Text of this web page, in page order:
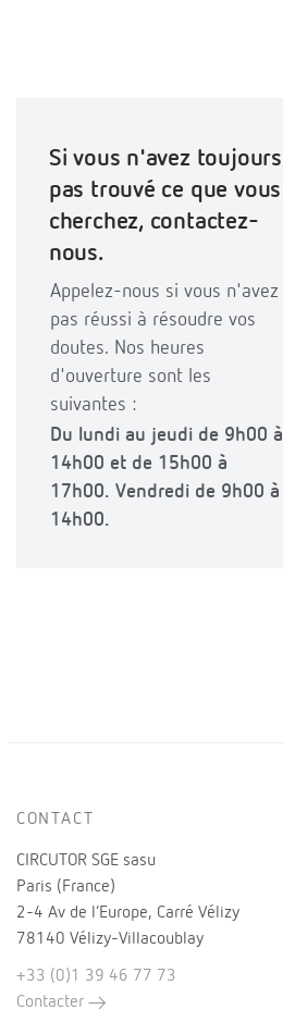
Si vous n'avez toujours
pas trouvé ce que vous
cherchez, contactez-
nous.
Appelez-nous si vous n'avez
pas réussi à résoudre vos
doutes. Nos heures
d'ouverture sont les
suivantes :
Du lundi au jeudi de 9h00 à
14h00 et de 15h00 à
17h00. Vendredi de 9h00 à
14h00.
CONTACT
CIRCUTOR SGE sasu
Paris (France)
2-4 Av de l’Europe, Carré Vélizy
78140 Vélizy-Villacoublay
+33 (0)1 39 46 77 73
Contacter